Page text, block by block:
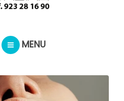
MENU